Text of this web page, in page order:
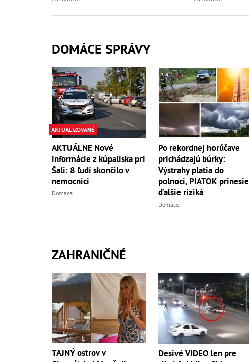
DOMÁCE SPRÁVY
AKTUALIZOVANÉ
AKTUÁLNE Nové
informácie z kúpaliska pri
Šali: 8 ľudí skončilo v
nemocnici
Domáce
Po rekordnej horúčave
prichádzajú búrky:
Výstrahy platia do
polnoci, PIATOK prinesie
ďalšie riziká
Domáce
ZAHRANIČNÉ
TAJNÝ ostrov v
Desivé VIDEO len pre